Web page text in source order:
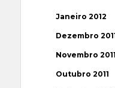
Janeiro 2012
Dezembro
Novembro 2011
Outubro 2011